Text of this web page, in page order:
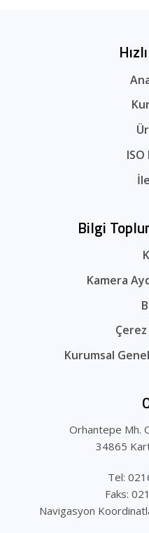
Bilgi
Kamera
Kurumsal
Orhantepe Mh.
34865
Tel:
Faks:
Navigasyon